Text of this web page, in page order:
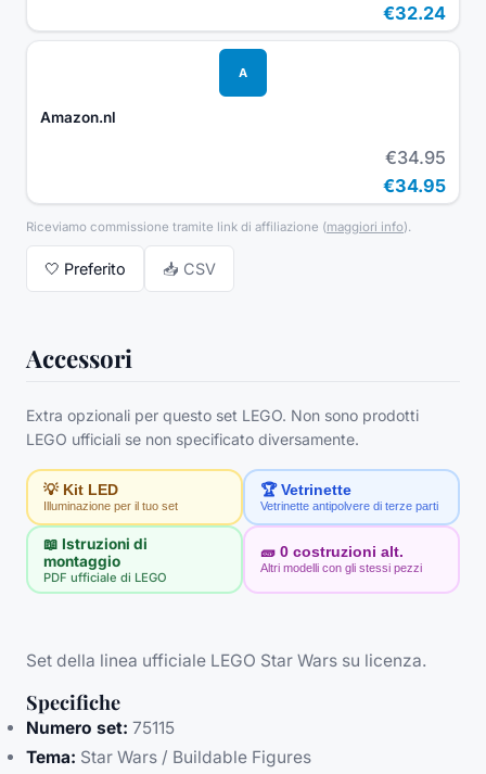
€32.24
A
Amazon.nl
€34.95
€34.95
Riceviamo commissione tramite link di affiliazione (maggiori info).
🤍 Preferito 📥 CSV
Accessori
Extra opzionali per questo set LEGO. Non sono prodotti
LEGO ufficiali se non specificato diversamente.
💡 Kit LED
Illuminazione per il tuo set
🏆 Vetrinette
Vetrinette antipolvere di terze parti
📖 Istruzioni di
montaggio
PDF ufficiale di LEGO
🧱 0 costruzioni alt.
Altri modelli con gli stessi pezzi
Set della linea ufficiale LEGO Star Wars su licenza.
Specifiche
Numero set: 75115
Tema: Star Wars / Buildable Figures